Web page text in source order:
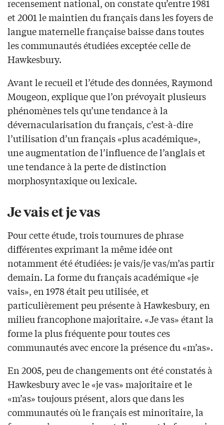
recensement national, on constate qu’entre 1981
et 2001 le maintien du français dans les foyers de
langue maternelle française baisse dans toutes
les communautés étudiées exceptée celle de
Hawkesbury.
Avant le recueil et l’étude des données, Raymond
Mougeon, explique que l’on prévoyait plusieurs
phénomènes tels qu’une tendance à la
dévernacularisation du français, c’est-à-dire
l’utilisation d’un français «plus académique»,
une augmentation de l’influence de l’anglais et
une tendance à la perte de distinction
morphosyntaxique ou lexicale.
Je vais et je vas
Pour cette étude, trois tournures de phrase
différentes exprimant la même idée ont
notamment été étudiées: je vais/je vas/m’as partir
demain. La forme du français académique «je
vais», en 1978 était peu utilisée, et
particulièrement peu présente à Hawkesbury, en
milieu francophone majoritaire. «Je vas» étant la
forme la plus fréquente pour toutes ces
communautés avec encore la présence du «m’as».
En 2005, peu de changements ont été constatés à
Hawkesbury avec le «je vas» majoritaire et le
«m’as» toujours présent, alors que dans les
communautés où le français est minoritaire, la